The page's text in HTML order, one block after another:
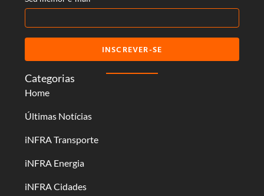
Categorias
Home
Últimas Notícias
iNFRA Transporte
iNFRA Energia
iNFRA Cidades
INSCREVER-SE